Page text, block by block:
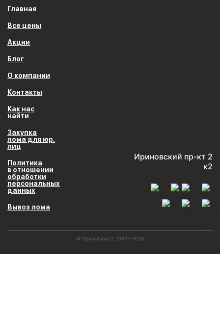
Главная
Все цены
Акции
Блог
О компании
Контакты
Как нас
найти
Закупка
лома для юр.
лиц
Политика
в отношении
обработки
персональных
данных
Вывоз лома
Ириновский пр-кт 2
к2
© ПромИнвест, 1997—2026